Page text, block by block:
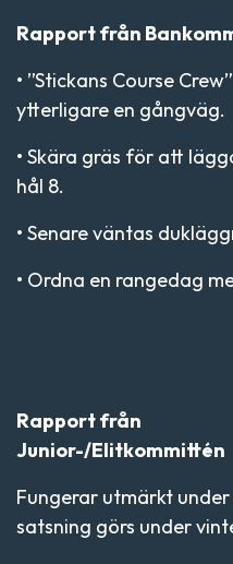
Rapport från
• ”Stickans Course
ytterligare en gångväg.
• Skära gräs för att
hål 8.
• Senare väntas
• Ordna en rangedag
Rapport från
Junior-/
Fungerar utmärkt
satsning görs under